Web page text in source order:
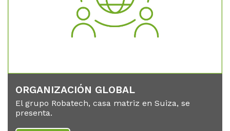
OR­GA­NI­ZA­CIÓN GLO­BAL
El grupo Robatech, casa matriz en Suiza, se
presenta.